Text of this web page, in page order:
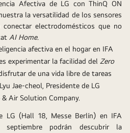
Afectiva de LG con ThinQ ON
la versatilidad de los sensores
electrodomésticos que no
AI Home.
afectiva en el hogar en IFA
experimentar la facilidad del Zero
de una vida libre de tareas
Jae-cheol, Presidente de LG
Air Solution Company.
LG (Hall 18, Messe Berlín) en IFA
podrán descubrir la